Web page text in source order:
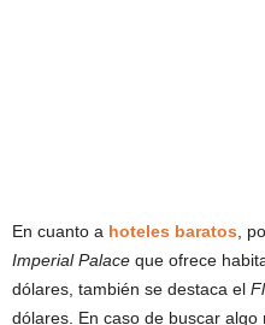
En cuanto a hoteles baratos,
Imperial Palace que ofrece
dólares, también se destaca el
dólares. En caso de buscar